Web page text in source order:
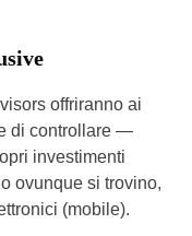
offriranno ai
di controllare —
investimenti
ovunque si trovino,
(mobile).